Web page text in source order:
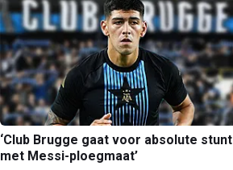
‘Club Brugge gaat voor absolute stunt
met Messi-ploegmaat’